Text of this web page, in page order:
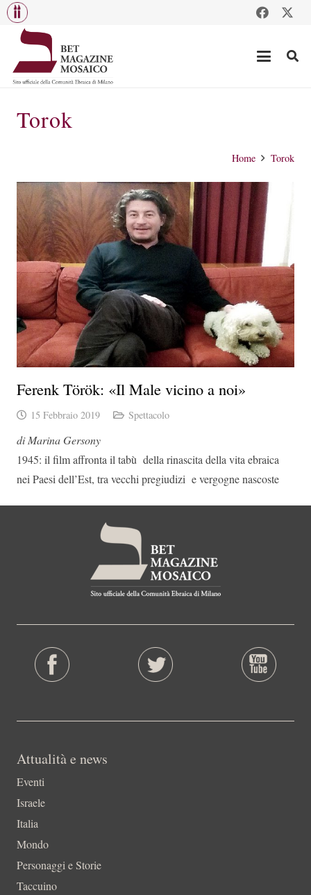
Torok
Home Torok
Ferenk Török: «Il Male vicino a noi»
15 Febbraio 2019 Spettacolo
di Marina Gersony
1945: il film affronta il tabù della rinascita della vita ebraica
nei Paesi dell’Est, tra vecchi pregiudizi e vergogne nascoste
Attualità e news
Eventi
Israele
Italia
Mondo
Personaggi e Storie
Taccuino